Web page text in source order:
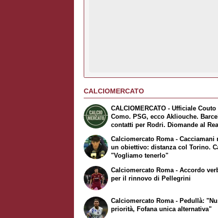
CALCIOMERCATO
CALCIOMERCATO - Ufficiale Couto
Como. PSG, ecco Akliouche.
contatti per Rodri. Diomande al
a Firenze
Calciomercato Roma - Cacciamani
un obiettivo: distanza col Torino.
"Vogliamo tenerlo"
Calciomercato Roma - Accordo
per il rinnovo di Pellegrini
Calciomercato Roma - Pedullà:
priorità, Fofana unica alternativa"